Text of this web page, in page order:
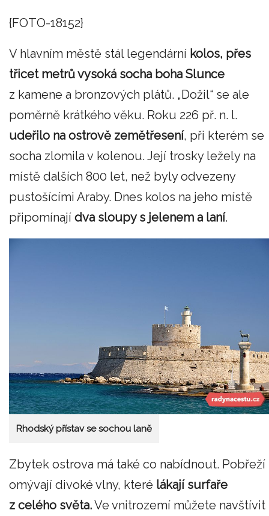
{FOTO-18152}
V hlavním městě stál legendární kolos, přes
třicet metrů vysoká socha boha Slunce
z kamene a bronzových plátů. „Dožil“ se ale
poměrně krátkého věku. Roku 226 př. n. l.
udeřilo na ostrově zemětřesení, při kterém se
socha zlomila v kolenou. Její trosky ležely na
místě dalších 800 let, než byly odvezeny
pustošícími Araby. Dnes kolos na jeho místě
připomínají dva sloupy s jelenem a laní.
Rhodský přístav se sochou laně
Zbytek ostrova má také co nabídnout. Pobřeží
omývají divoké vlny, které lákají surfaře
z celého světa.Ve vnitrozemí můžete navštívit